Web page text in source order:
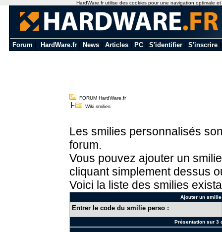
Forum HardWare.fr News Articles PC S'identifier S'inscrire
FORUM HardWare.fr
Wiki smilies
Les smilies personnalisés
forum.
Vous pouvez ajouter un
cliquant simplement dessus
Voici la liste des smilies
Ajouter un
Entrer le code du smilie perso :
Présentation sur 3
HardWare.fr utilise des cookies pour une navigation optimale